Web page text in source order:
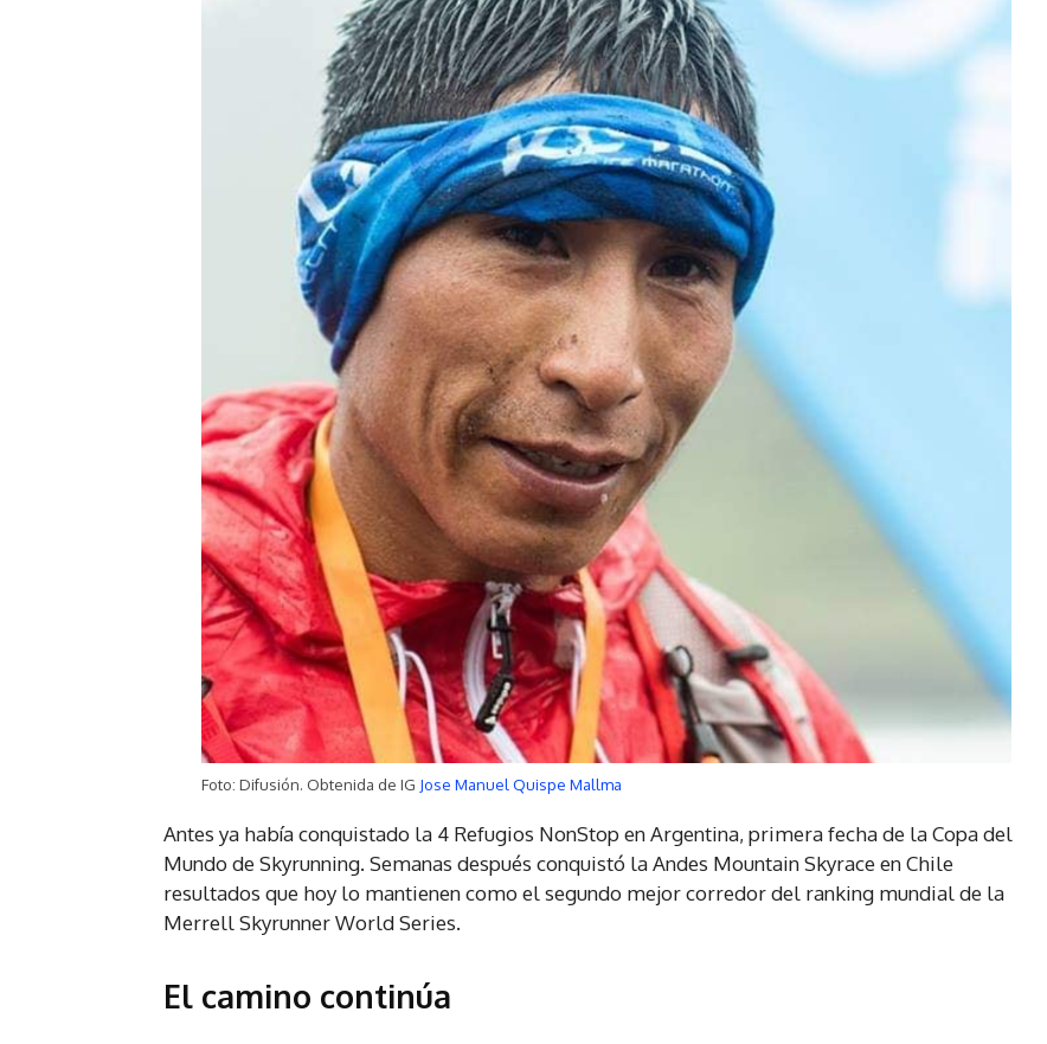
Foto: Difusión. Obtenida de IG Jose Manuel Quispe Mallma
Antes ya había conquistado la 4 Refugios NonStop en Argentina, primera fecha de la Copa del
Mundo de Skyrunning. Semanas después conquistó la Andes Mountain Skyrace en Chile
resultados que hoy lo mantienen como el segundo mejor corredor del ranking mundial de la
Merrell Skyrunner World Series.
El camino continúa